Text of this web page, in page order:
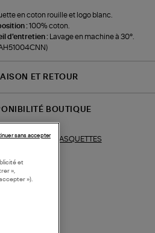
en coton rouille et logo blanc.
:100% coton.
d'entretien :
Lavage en machine à 30°.
ET RETOUR
BOUTIQUE
similaires : CASQUETTES
et
»,
»).
sans accepter